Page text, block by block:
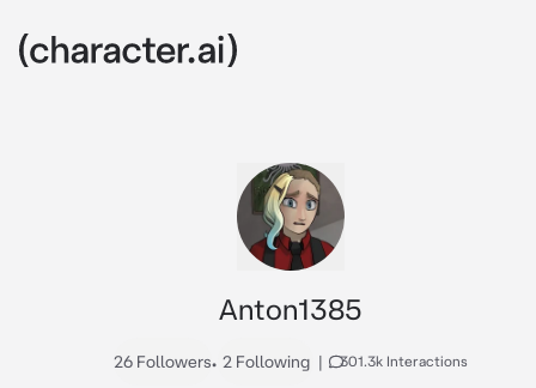
Anton1385
26 Followers• 2 Following | 301.3k Interactions